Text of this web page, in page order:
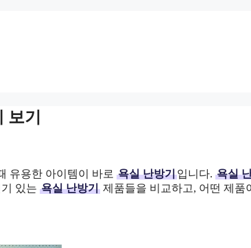
기
유용한 아이템이 바로 욕실 난방기입니다. 욕실
있는 욕실 난방기 제품들을 비교하고, 어떤 제품